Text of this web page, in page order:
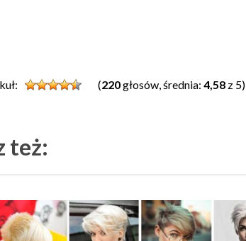
(220głosów, średnia: 4,58 z 5)
też: